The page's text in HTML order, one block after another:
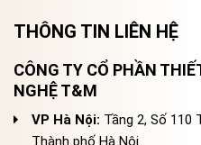
THÔNG TIN LIÊN HỆ
CÔNG TY CỔ PHẦN
NGHỆ T&M
VP Hà Nội: Tầng 2, Số 110
Thành phố Hà Nội